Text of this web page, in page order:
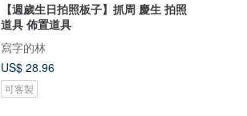
【週歲生日拍照板子】抓周 慶生 拍照
道具 佈置道具
寫字的林
US$ 28.96
可客製